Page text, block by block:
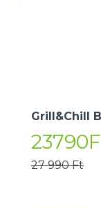
Grill&Chill
27 990 Ft